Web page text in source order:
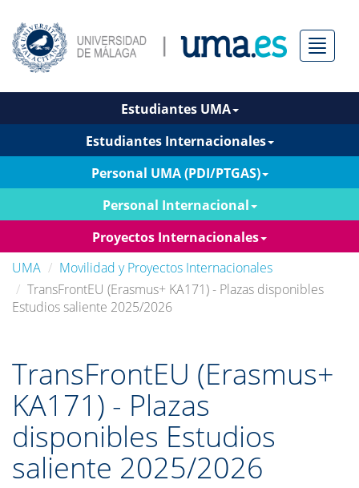
Menú
Estudiantes UMA
Estudiantes Internacionales
Personal UMA (PDI/PTGAS)
Personal Internacional
Proyectos Internacionales
UMA
Movilidad y Proyectos Internacionales
TransFrontEU (Erasmus+ KA171) - Plazas disponibles
Estudios saliente 2025/2026
TransFrontEU (Erasmus+
KA171) - Plazas
disponibles Estudios
saliente 2025/2026